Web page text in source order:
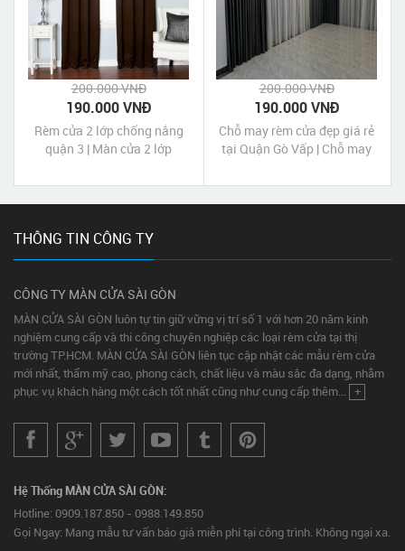
200.000 VNĐ
190.000 VNĐ
Rèm cửa 2 lớp chống nắng
quận 3 | Màn cửa 2 lớp
200.000 VNĐ
190.000 VNĐ
Chỗ may rèm cửa đẹp giá rẻ
tại Quận Gò Vấp | Chỗ may
Gò Vấp Tp HCM
THÔNG TIN CÔNG TY
CÔNG TY MÀN CỬA SÀI GÒN
MÀN CỬA SÀI GÒN luôn tự tin giữ vững vị trí số 1 với hơn 20 năm kinh
nghiệm cung cấp và thi công chuyên nghiệp các loại rèm cửa tại thị
trường TP.HCM. MÀN CỬA SÀI GÒN liên tục cập nhật các mẫu rèm cửa
mới nhất, thẩm mỹ cao, phong cách, chất liệu và màu sắc đa dạng, nhằm
phục vụ khách hàng một cách tốt nhất cũng như cung cấp thêm... +
Hệ Thống MÀN CỬA SÀI GÒN:
Hotline: 0909.187.850 - 0988.149.850
Gọi Ngay: Mang mẫu tư vấn báo giá miễn phí tại công trình. Không ngại xa.